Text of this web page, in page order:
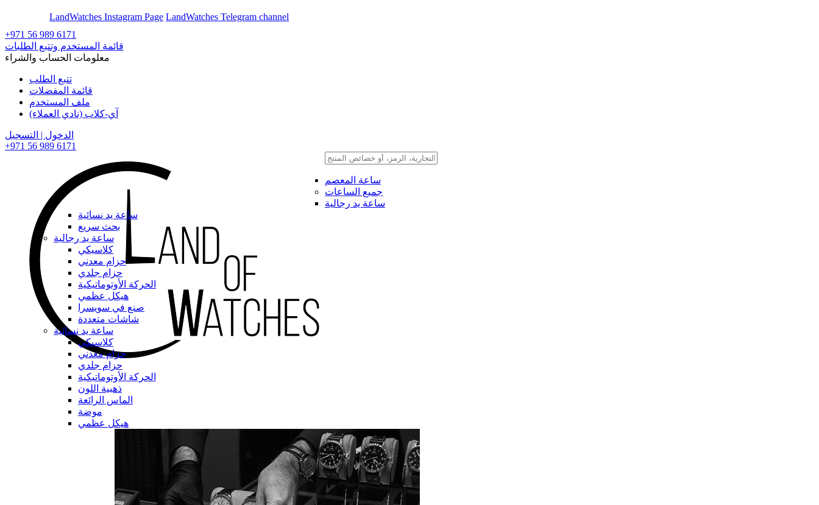
LandWatches Instagram Page LandWatches Telegram channel
+971 56 989 6171
قائمة المستخدم وتتبع الطلبات
معلومات الحساب والشراء
تتبع الطلب
قائمة المفضلات
ملف المستخدم
آي-كلاب (نادي العملاء)
الدخول | التسجيل
+971 56 989 6171
ساعة المعصم
جميع الساعات
ساعة يد رجالية
ساعة يد نسائية
بحث سريع
ساعة يد رجالية
كلاسيكي
حزام معدني
حزام جلدي
الحركة الأوتوماتيكية
هيكل عظمي
صنع في سويسرا
شاشات متعددة
ساعة يد نسائية
كلاسيكي
حزام معدني
حزام جلدي
الحركة الأوتوماتيكية
ذهبية اللون
الماس الرائعة
موضة
هيكل عظمي